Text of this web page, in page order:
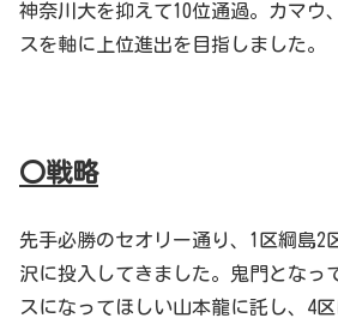
神奈川大を抑えて10位通過。カマウ
スを軸に上位進出を目指しました。
〇戦略
先手必勝のセオリー通り、1区綱島2
沢に投入してきました。鬼門となっ
スになってほしい山本龍に託し、4